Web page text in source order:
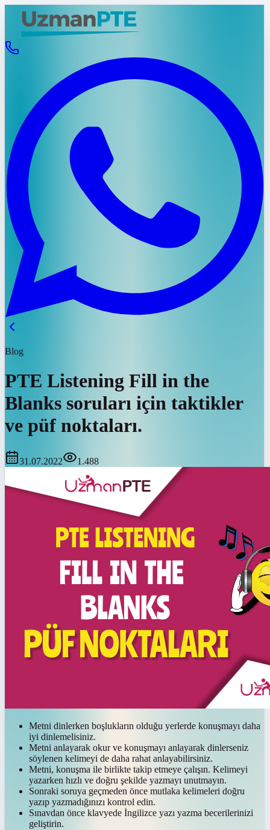
Blog
PTE Listening Fill in the
Blanks soruları için taktikler
ve püf noktaları.
31.07.2022 1.488
Metni dinlerken boşlukların olduğu yerlerde konuşmayı daha
iyi dinlemelisiniz.
Metni anlayarak okur ve konuşmayı anlayarak dinlerseniz
söylenen kelimeyi de daha rahat anlayabilirsiniz.
Metni, konuşma ile birlikte takip etmeye çalışın. Kelimeyi
yazarken hızlı ve doğru şekilde yazmayı unutmayın.
Sonraki soruya geçmeden önce mutlaka kelimeleri doğru
yazıp yazmadığınızı kontrol edin.
Sınavdan önce klavyede İngilizce yazı yazma becerilerinizi
geliştirin.